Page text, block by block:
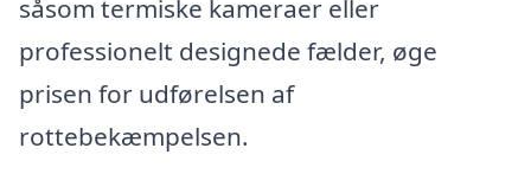
såsom termiske kameraer eller
professionelt designede fælder, øge
prisen for udførelsen af
rottebekæmpelsen.